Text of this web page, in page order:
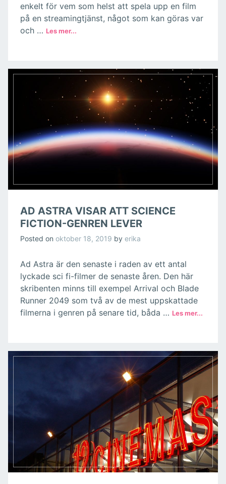
enkelt för vem som helst att spela upp en film
på en streamingtjänst, något som kan göras var
och …
AD ASTRA VISAR ATT SCIENCE
FICTION-GENREN LEVER
Posted on oktober 18, 2019 by erika
Ad Astra är den senaste i raden av ett antal
lyckade sci fi-filmer de senaste åren. Den här
skribenten minns till exempel Arrival och Blade
Runner 2049 som två av de mest uppskattade
filmerna i genren på senare tid, båda …